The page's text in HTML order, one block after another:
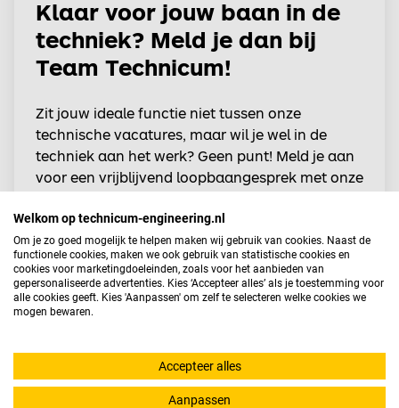
Klaar voor jouw baan in de
techniek? Meld je dan bij
Team Technicum!
Zit jouw ideale functie niet tussen onze
technische vacatures, maar wil je wel in de
techniek aan het werk? Geen punt! Meld je aan
voor een vrijblijvend loopbaangesprek met onze
voor nu en de toekomst. Wij maken gebruik van
ons netwerk om een technisch bedrijf te vinden
waar jij aan de slag kunt.
Welkom op technicum-engineering.nl
Om je zo goed mogelijk te helpen maken wij gebruik van cookies. Naast de
functionele cookies, maken we ook gebruik van statistische cookies en
cookies voor marketingdoeleinden, zoals voor het aanbieden van
gepersonaliseerde advertenties. Kies ‘Accepteer alles’ als je toestemming voor
alle cookies geeft. Kies 'Aanpassen' om zelf te selecteren welke cookies we
mogen bewaren.
Accepteer alles
Aanpassen